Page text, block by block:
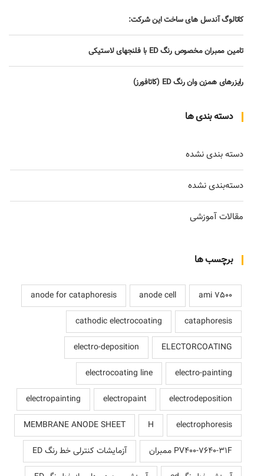
کاتالوگ آندسل های ساخت این شرکت:
تامین ممبران مخصوص رنگ ED با فلنجهای لاستیکی
رایزرهای همزن وان رنگ ED (کاتافورز)
دسته بندی ها
دسته بندی نشده
دسته‌بندی نشده
مقالات آموزشی
برچسب ها
ami 7500
anode cell
anode for cataphoresis
cataphoresis
cathodic electrocoating
ELECTORCOATING
electro-deposition
electro-painting
electrocoating line
electrodeposition
electropaint
electropainting
electrophoresis
H
MEMBRANE ANODE SHEET
PV400-7640-31F ممبران
آزمایشات کنترلی خط رنگ ED